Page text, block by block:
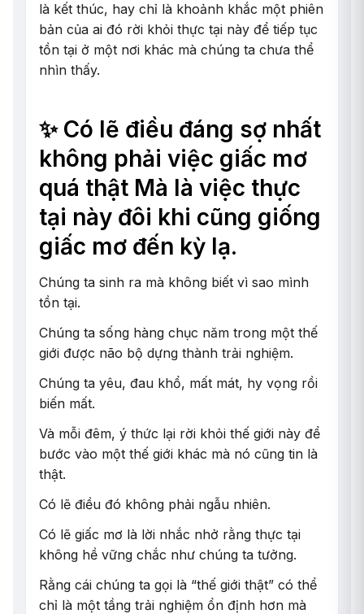
là kết thúc, hay chỉ là khoảnh khắc một phiên
bản của ai đó rời khỏi thực tại này để tiếp tục
tồn tại ở một nơi khác mà chúng ta chưa thể
nhìn thấy.
✨ Có lẽ điều đáng sợ nhất
không phải việc giấc mơ
quá thật Mà là việc thực
tại này đôi khi cũng giống
giấc mơ đến kỳ lạ.
Chúng ta sinh ra mà không biết vì sao mình
tồn tại.
Chúng ta sống hàng chục năm trong một thế
giới được não bộ dựng thành trải nghiệm.
Chúng ta yêu, đau khổ, mất mát, hy vọng rồi
biến mất.
Và mỗi đêm, ý thức lại rời khỏi thế giới này để
bước vào một thế giới khác mà nó cũng tin là
thật.
Có lẽ điều đó không phải ngẫu nhiên.
Có lẽ giấc mơ là lời nhắc nhở rằng thực tại
không hề vững chắc như chúng ta tưởng.
Rằng cái chúng ta gọi là “thế giới thật” có thể
chỉ là một tầng trải nghiệm ổn định hơn mà